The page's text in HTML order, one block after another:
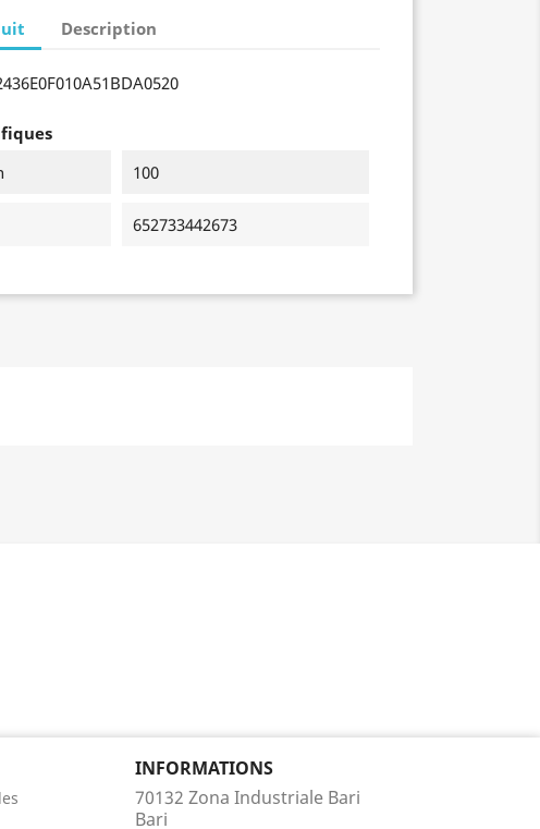
Description
100
652733442673
INFORMATIONS
70132 Zona Industriale Bari
Bari